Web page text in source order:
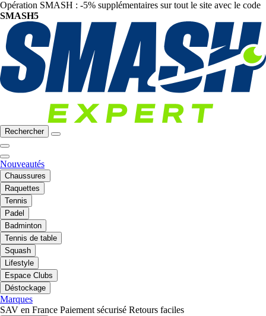
Opération SMASH : -5% supplémentaires sur tout le site avec le code
SMASH5
Rechercher
Nouveautés
Chaussures
Raquettes
Tennis
Padel
Badminton
Tennis de table
Squash
Lifestyle
Espace Clubs
Déstockage
Marques
SAV en France Paiement sécurisé Retours faciles